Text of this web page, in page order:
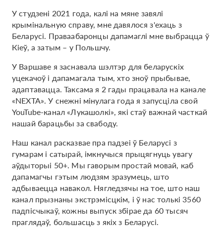
У студзені 2021 года, калі на мяне завялі
крымінальную справу, мне давялося з'ехаць з
Беларусі. Праваабаронцы дапамаглі мне выбрацца ў
Кіеў, а затым – у Польшчу.
У Варшаве я заснавала шэлтэр для беларускіх
уцекачоў і дапамагала тым, хто зноў прыбывае,
адаптавацца. Таксама я 2 гады працавала на канале
«NEXTA». У снежні мінулага года я запусціла свой
YouTube-канал «Лукашолкі», які стаў важнай часткай
нашай барацьбы за свабоду.
Наш канал расказвае пра падзеі ў Беларусі з
гумарам і сатырай, імкнучыся прыцягнуць увагу
аўдыторыі 50+. Мы гаворым простай мовай, каб
дапамагчы гэтым людзям зразумець, што
адбываецца навакол. Нягледзячы на ​​тое, што наш
канал прызнаны экстрэмісцкім, і ў нас толькі 3560
падпісчыкаў, кожны выпуск збірае да 60 тысяч
праглядаў, большасць з якіх з Беларусі.